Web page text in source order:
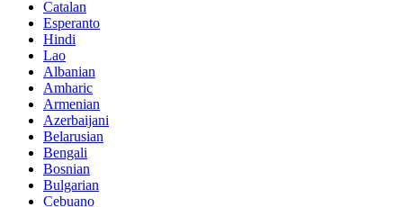
Catalan
Esperanto
Hindi
Lao
Albanian
Amharic
Armenian
Azerbaijani
Belarusian
Bengali
Bosnian
Bulgarian
Cebuano